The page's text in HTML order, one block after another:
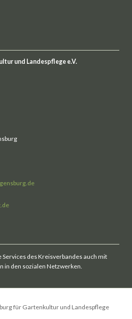
und Landespflege e.V.
Services des Kreisverbandes auch mit
in den sozialen Netzwerken.
für Gartenkultur und Landespflege